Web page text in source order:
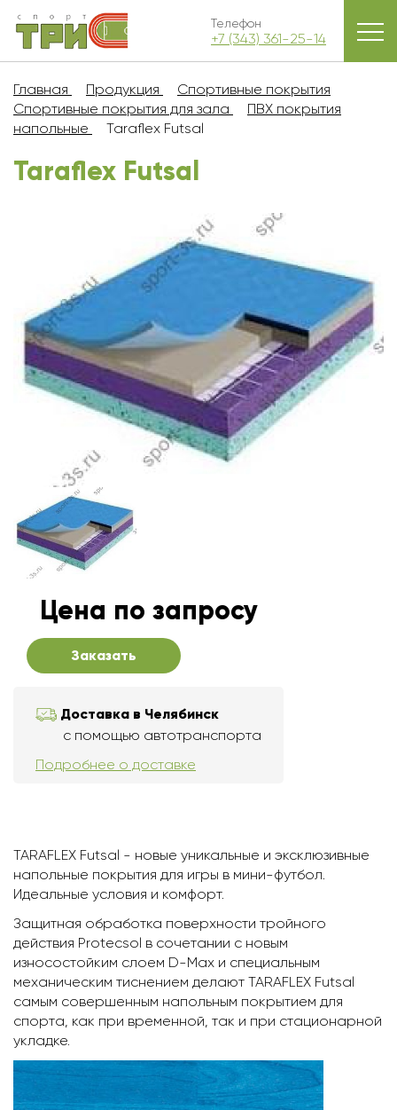
Телефон
+7 (343) 361-25-14
Главная Продукция
Спортивные покрытия
Спортивные покрытия для зала
ПВХ покрытия
напольные
Taraflex Futsal
Taraflex Futsal
Цена по запросу
Заказать
Доставка в Челябинск
с помощью автотранспорта
Подробнее о доставке
TARAFLEX Futsal - новые уникальные и эксклюзивные
напольные покрытия для игры в мини-футбол.
Идеальные условия и комфорт.
Защитная обработка поверхности тройного
действия Protecsol в сочетании с новым
износостойким слоем D-Max и специальным
механическим тиснением делают TARAFLEX Futsal
самым совершенным напольным покрытием для
спорта, как при временной, так и при стационарной
укладке.